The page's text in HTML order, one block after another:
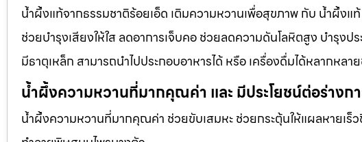
น้ำผึ้งแท้จากธรรมชาติร้อยเอ็ด เติมความหวานเพื่อสุขภาพ กับ น้ำผึ้ง
ช่วยบำรุงเสียงให้ใส ลดอาการเจ็บคอ ช่วยลดความดันโลหิตสูง บำรุงป
มีธาตุเหล็ก สามารถนำไปประกอบอาหารได้ หรือ เครื่องดื่มได้หลากห
น้ำผึ้งความหวานที่มากคุณค่า และ มีประโยชน์ต่อร่างก
น้ำผึ้งความหวานที่มากคุณค่า ช่วยขับเสมหะ ช่วยกระตุ้นให้แผลหายเร็